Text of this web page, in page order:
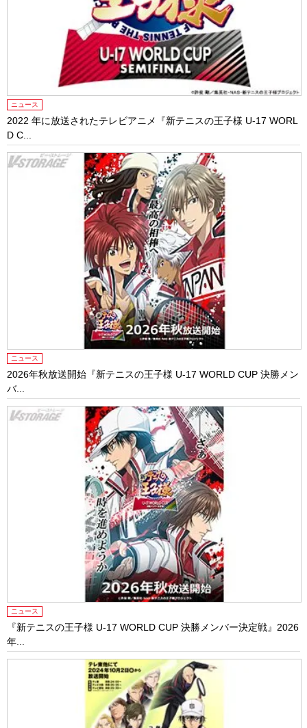
ニュース
2022 年に放送されたテレビアニメ『新テニスの王⼦様 U-17 WORL
D C...
ニュース
2026年秋放送開始『新テニスの王⼦様 U-17 WORLD CUP 決勝メン
バ...
ニュース
『新テニスの王⼦様 U-17 WORLD CUP 決勝メンバー決定戦』2026
年...